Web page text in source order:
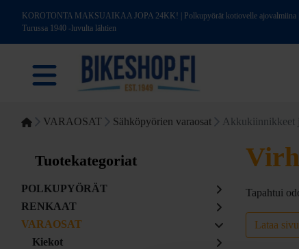
KOROTONTA MAKSUAIKAA JOPA 24KK! | Polkupyörät kotiovelle ajovalmiina |
Turussa 1940 -luvulta lähtien
VARAOSAT Sähköpyörien varaosat Akkukiinnikkeet
Tapahtui
Lataa
Tuotekategoriat
POLKUPYÖRÄT
RENKAAT
VARAOSAT
Kiekot